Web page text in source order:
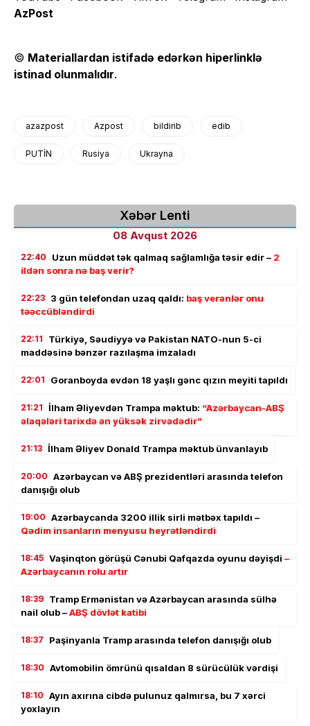
AzPost
© Materiallardan istifadə edərkən hiperlinklə
istinad olunmalıdır.
azazpost Azpost bildirib edib
PUTİN Rusiya Ukrayna
Xəbər Lenti
08 Avqust 2026
22:40 Uzun müddət tək qalmaq sağlamlığa təsir edir – 2
ildən sonra nə baş verir?
22:23 3 gün telefondan uzaq qaldı: baş verənlər onu
təəccübləndirdi
22:11
Türkiyə, Səudiyyə və Pakistan NATO-nun 5-ci
maddəsinə bənzər razılaşma imzaladı
22:01 Goranboyda evdən 18 yaşlı gənc qızın meyiti tapıldı
21:21 İlham Əliyevdən Trampa məktub: “Azərbaycan-ABŞ
əlaqələri tarixdə ən yüksək zirvədədir”
21:13 İlham Əliyev Donald Trampa məktub ünvanlayıb
20:00 Azərbaycan və ABŞ prezidentləri arasında telefon
danışığı olub
19:00 Azərbaycanda 3200 illik sirli mətbəx tapıldı –
Qədim insanların menyusu heyrətləndirdi
18:45 Vaşinqton görüşü Cənubi Qafqazda oyunu dəyişdi –
Azərbaycanın rolu artır
18:39 Tramp Ermənistan və Azərbaycan arasında sülhə
nail olub –ABŞ dövlət katibi
18:37 Paşinyanla Tramp arasında telefon danışığı olub
18:30 Avtomobilin ömrünü qısaldan 8 sürücülük vərdişi
18:10 Ayın axırına cibdə pulunuz qalmırsa, bu 7 xərci
yoxlayın